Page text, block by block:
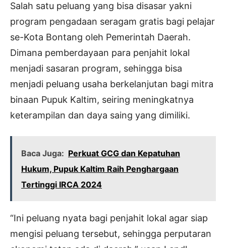
Salah satu peluang yang bisa disasar yakni
program pengadaan seragam gratis bagi pelajar
se-Kota Bontang oleh Pemerintah Daerah.
Dimana pemberdayaan para penjahit lokal
menjadi sasaran program, sehingga bisa
menjadi peluang usaha berkelanjutan bagi mitra
binaan Pupuk Kaltim, seiring meningkatnya
keterampilan dan daya saing yang dimiliki.
Baca Juga: Perkuat GCG dan Kepatuhan
Hukum, Pupuk Kaltim Raih Penghargaan
Tertinggi IRCA 2024
“Ini peluang nyata bagi penjahit lokal agar siap
mengisi peluang tersebut, sehingga perputaran